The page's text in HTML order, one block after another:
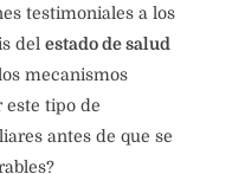
testimoniales a los
del estado de salud
mecanismos
tipo de
antes de que se